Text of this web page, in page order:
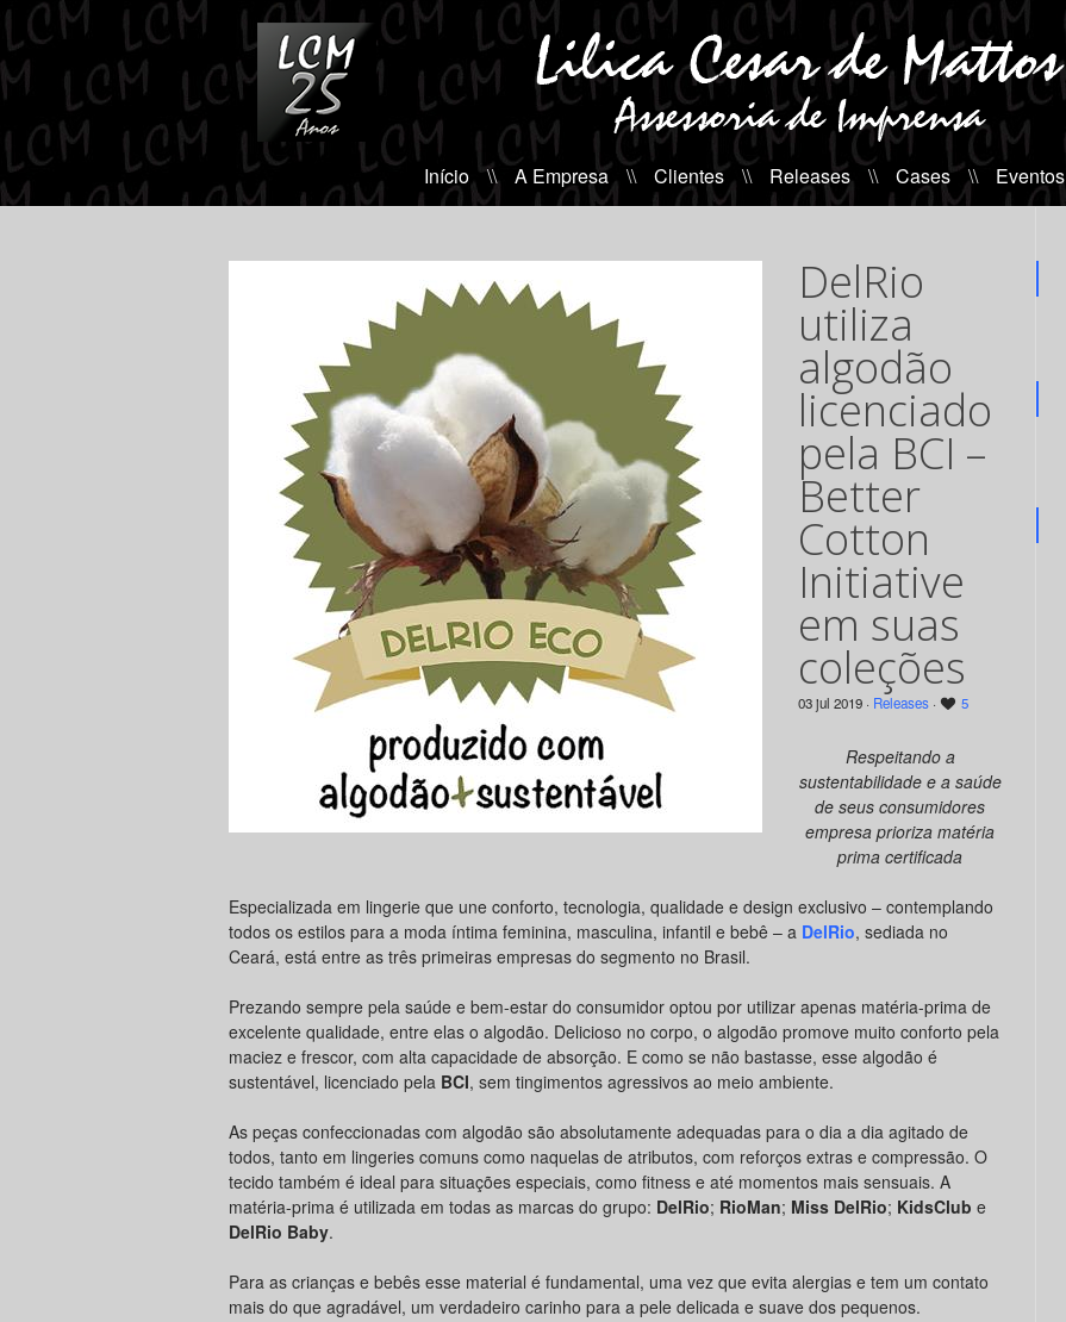
Início \\ A Empresa \\ Clientes \\ Releases \\ Cases \\ Eventos
DelRio
utiliza
algodão
licenciado
pela BCI –
Better
Cotton
Initiative
em suas
coleções
03 jul 2019 · Releases · 5
Respeitando a
sustentabilidade e a saúde
de seus consumidores
empresa prioriza matéria
prima certificada
Especializada em lingerie que une conforto, tecnologia, qualidade e design exclusivo – contemplando
todos os estilos para a moda íntima feminina, masculina, infantil e bebê – a DelRio, sediada no
Ceará, está entre as três primeiras empresas do segmento no Brasil.
Prezando sempre pela saúde e bem-estar do consumidor optou por utilizar apenas matéria-prima de
excelente qualidade, entre elas o algodão. Delicioso no corpo, o algodão promove muito conforto pela
maciez e frescor, com alta capacidade de absorção. E como se não bastasse, esse algodão é
sustentável, licenciado pela BCI, sem tingimentos agressivos ao meio ambiente.
As peças confeccionadas com algodão são absolutamente adequadas para o dia a dia agitado de
todos, tanto em lingeries comuns como naquelas de atributos, com reforços extras e compressão. O
tecido também é ideal para situações especiais, como fitness e até momentos mais sensuais. A
matéria-prima é utilizada em todas as marcas do grupo: DelRio; RioMan; Miss DelRio; KidsClub e
DelRio Baby.
Para as crianças e bebês esse material é fundamental, uma vez que evita alergias e tem um contato
mais do que agradável, um verdadeiro carinho para a pele delicada e suave dos pequenos.